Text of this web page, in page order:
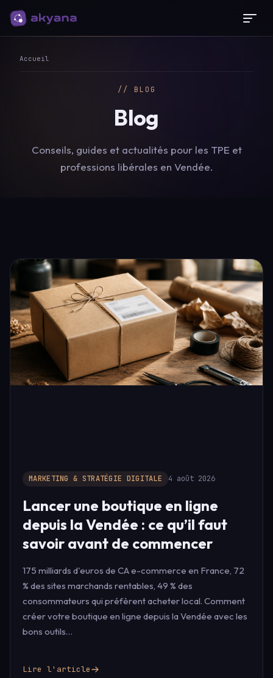
Accueil
// BLOG
Blog
Conseils, guides et actualités pour les TPE et
professions libérales en Vendée.
MARKETING & STRATÉGIE DIGITALE 4 août 2026
Lancer une boutique en ligne
depuis la Vendée : ce qu’il faut
savoir avant de commencer
175 milliards d'euros de CA e-commerce en France, 72
% des sites marchands rentables, 49 % des
consommateurs qui préfèrent acheter local. Comment
créer votre boutique en ligne depuis la Vendée avec les
bons outils…
Lire l'article
Panneau de gestion des cookies